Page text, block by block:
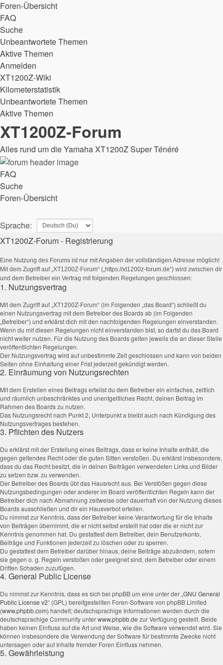
Foren-Übersicht
FAQ
Suche
Unbeantwortete Themen
Aktive Themen
Anmelden
XT1200Z-Wiki
Kilometerstatistik
Unbeantwortete Themen
Aktive Themen
XT1200Z-Forum
Alles rund um die Yamaha XT1200Z Super Ténéré
FAQ
Suche
Foren-Übersicht
Sprache:
XT1200Z-Forum - Registrierung
Eine Nutzung des Forums ist nur mit Angaben der vollständigen Adresse möglich!
Mit dem Zugriff auf „XT1200Z-Forum“ („https://xt1200z-forum.de“) wird zwischen dir
und dem Betreiber ein Vertrag mit folgenden Regelungen geschlossen:
1. Nutzungsvertrag
Mit dem Zugriff auf „XT1200Z-Forum“ (im Folgenden „das Board“) schließt du
einen Nutzungsvertrag mit dem Betreiber des Boards ab (im Folgenden
„Betreiber“) und erklärst dich mit den nachfolgenden Regelungen einverstanden.
Wenn du mit diesen Regelungen nicht einverstanden bist, so darfst du das Board
nicht weiter nutzen. Für die Nutzung des Boards gelten jeweils die an dieser Stelle
veröffentlichten Regelungen.
Der Nutzungsvertrag wird auf unbestimmte Zeit geschlossen und kann von beiden
Seiten ohne Einhaltung einer Frist jederzeit gekündigt werden.
2. Einräumung von Nutzungsrechten
Mit dem Erstellen eines Beitrags erteilst du dem Betreiber ein einfaches, zeitlich
und räumlich unbeschränktes und unentgeltliches Recht, deinen Beitrag im
Rahmen des Boards zu nutzen.
Das Nutzungsrecht nach Punkt 2, Unterpunkt a bleibt auch nach Kündigung des
Nutzungsvertrages bestehen.
3. Pflichten des Nutzers
Du erklärst mit der Erstellung eines Beitrags, dass er keine Inhalte enthält, die
gegen geltendes Recht oder die guten Sitten verstoßen. Du erklärst insbesondere,
dass du das Recht besitzt, die in deinen Beiträgen verwendeten Links und Bilder
zu setzen bzw. zu verwenden.
Der Betreiber des Boards übt das Hausrecht aus. Bei Verstößen gegen diese
Nutzungsbedingungen oder anderer im Board veröffentlichten Regeln kann der
Betreiber dich nach Abmahnung zeitweise oder dauerhaft von der Nutzung dieses
Boards ausschließen und dir ein Hausverbot erteilen.
Du nimmst zur Kenntnis, dass der Betreiber keine Verantwortung für die Inhalte
von Beiträgen übernimmt, die er nicht selbst erstellt hat oder die er nicht zur
Kenntnis genommen hat. Du gestattest dem Betreiber, dein Benutzerkonto,
Beiträge und Funktionen jederzeit zu löschen oder zu sperren.
Du gestattest dem Betreiber darüber hinaus, deine Beiträge abzuändern, sofern
sie gegen o. g. Regeln verstoßen oder geeignet sind, dem Betreiber oder einem
Dritten Schaden zuzufügen.
4. General Public License
Du nimmst zur Kenntnis, dass es sich bei phpBB um eine unter der „GNU General
Public License v2“ (GPL) bereitgestellten Foren-Software von phpBB Limited
(www.phpbb.com) handelt; deutschsprachige Informationen werden durch die
deutschsprachige Community unterwww.phpbb.de zur Verfügung gestellt. Beide
haben keinen Einfluss auf die Art und Weise, wie die Software verwendet wird. Sie
können insbesondere die Verwendung der Software für bestimmte Zwecke nicht
untersagen oder auf Inhalte fremder Foren Einfluss nehmen.
5. Gewährleistung